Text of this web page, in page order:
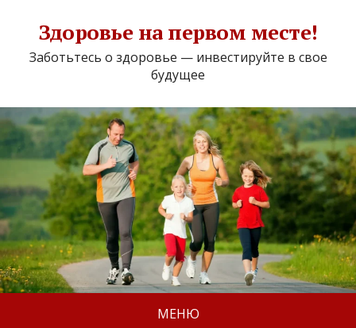
Здоровье на первом месте!
Заботьтесь о здоровье — инвестируйте в свое
будущее
МЕНЮ